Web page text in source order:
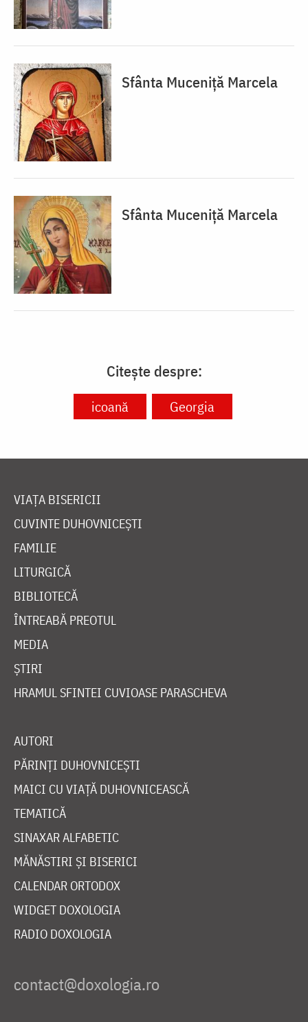
Sfânta Muceniță Marcela
Sfânta Muceniță Marcela
Citește despre:
icoană Georgia
VIAȚA BISERICII
CUVINTE DUHOVNICEȘTI
FAMILIE
LITURGICĂ
BIBLIOTECĂ
ÎNTREABĂ PREOTUL
MEDIA
ȘTIRI
HRAMUL SFINTEI CUVIOASE PARASCHEVA
AUTORI
PĂRINȚI DUHOVNICEȘTI
MAICI CU VIAȚĂ DUHOVNICEASCĂ
TEMATICĂ
SINAXAR ALFABETIC
MĂNĂSTIRI ȘI BISERICI
CALENDAR ORTODOX
WIDGET DOXOLOGIA
RADIO DOXOLOGIA